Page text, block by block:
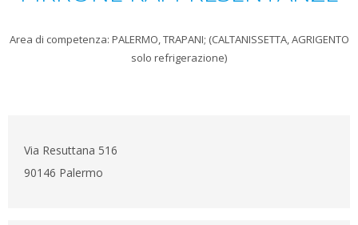
Area di competenza: PALERMO, TRAPANI; (CALTANISSETTA, AGRIGENTO
solo refrigerazione)
Via Resuttana 516
90146 Palermo